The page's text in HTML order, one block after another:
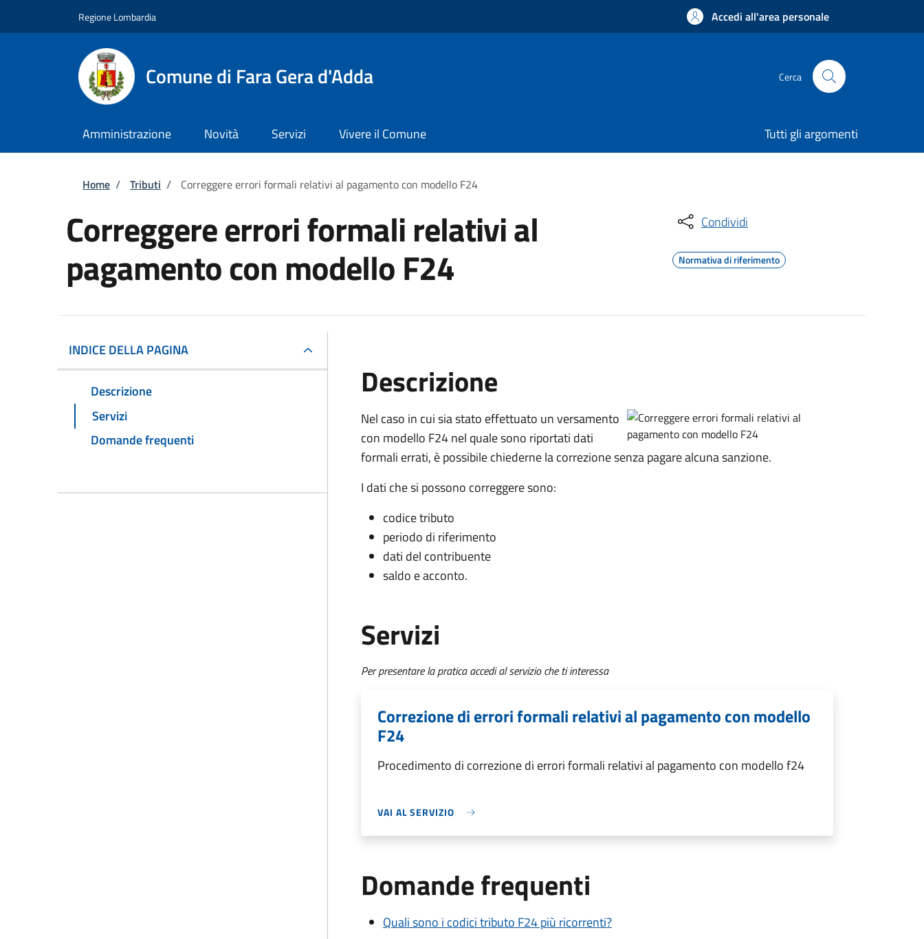
Regione Lombardia Accedi all'area personale
Comune di Fara Gera d'Adda Cerca
Amministrazione Novità Servizi Vivere il Comune Tutti gli argomenti
Briciole di pane
Home / Tributi / Correggere errori formali relativi al pagamento con modello F24
Correggere errori formali relativi al
pagamento con modello F24
Condividi
Normativa di riferimento
INDICE DELLA PAGINA
Descrizione
Servizi
Domande frequenti
Descrizione
Nel caso in cui sia stato effettuato un versamento
con modello F24 nel quale sono riportati dati
formali errati, è possibile chiederne la correzione senza pagare alcuna sanzione.
I dati che si possono correggere sono:
codice tributo
periodo di riferimento
dati del contribuente
saldo e acconto.
Servizi
Per presentare la pratica accedi al servizio che ti interessa
Correzione di errori formali relativi al pagamento con modello
F24
Procedimento di correzione di errori formali relativi al pagamento con modello f24
VAI AL SERVIZIO
Domande frequenti
Quali sono i codici tributo F24 più ricorrenti?